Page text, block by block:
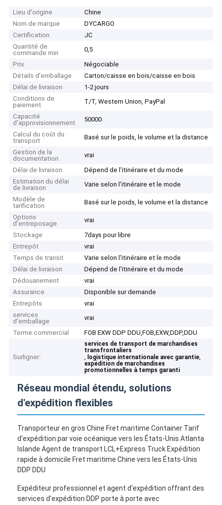
Lieu d'origine
Chine
Nom de marque
DYCARGO
Certification
JC
Quantité de
commande min
0,5
Prix
Négociable
Détails d'emballage
Carton/caisse en bois/caisse en bois
Délai de livraison
1-2 jours
Conditions de
paiement
T/T, Western Union, PayPal
Capacité
d'approvisionnement
50000
Calcul du coût du
transport
Basé sur le poids, le volume et la distance
Gestion de la
documentation
vrai
Délai de livraison
Dépend de l'itinéraire et du mode
Estimation du délai
de livraison
Varie selon l'itinéraire et le mode
Modèle de
tarification
Basé sur le poids, le volume et la distance
Options
d'entreposage
vrai
Stockage
7days pour libre
Entrepôt
vrai
Temps de transit
Varie selon l'itinéraire et le mode
Délai de livraison
Dépend de l'itinéraire et du mode
Dédouanement
vrai
Assurance
Disponible sur demande
Entrepôts
vrai
services
d'emballage
vrai
Terme commercial
FOB EXW DDP DDU,FOB,EXW,DDP,DDU
Surligner:
services de transport de marchandises
transfrontaliers
, logistique internationale avec garantie,
expédition de marchandises
promotionnelles à temps garanti
Réseau mondial étendu, solutions
d'expédition flexibles
Transporteur en gros Chine Fret maritime Container Tarif
d'expédition par voie océanique vers les États-Unis Atlanta
Islande Agent de transport LCL+Express Truck Expédition
rapide à domicile Fret maritime Chine vers les États-Unis
DDP DDU
Expéditeur professionnel et agent d'expédition offrant des
services d'expédition DDP porte à porte avec